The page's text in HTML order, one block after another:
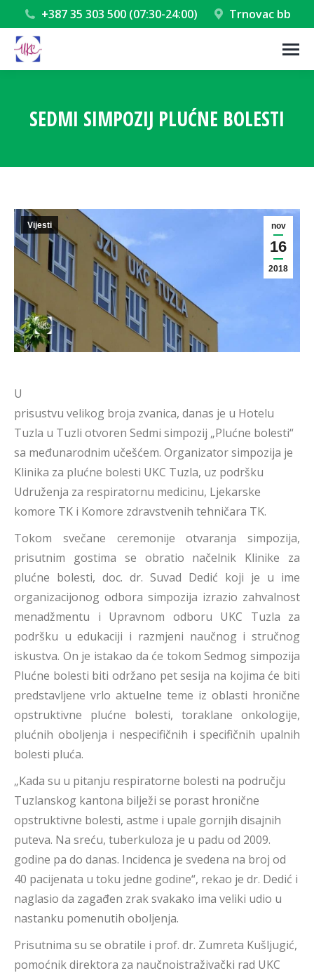
+387 35 303 500 (07:30-24:00) Trnovac bb
SEDMI SIMPOZIJ PLUĆNE BOLESTI
nov
16
2018
Vijesti
U
prisustvu velikog broja zvanica, danas je u Hotelu
Tuzla u Tuzli otvoren Sedmi simpozij „Plućne bolesti“
sa međunarodnim učešćem. Organizator simpozija je
Klinika za plućne bolesti UKC Tuzla, uz podršku
Udruženja za respiratornu medicinu, Ljekarske
komore TK i Komore zdravstvenih tehničara TK.
Tokom svečane ceremonije otvaranja simpozija,
prisutnim gostima se obratio načelnik Klinike za
plućne bolesti, doc. dr. Suvad Dedić koji je u ime
organizacijonog odbora simpozija izrazio zahvalnost
menadžmentu i Upravnom odboru UKC Tuzla za
podršku u edukaciji i razmjeni naučnog i stručnog
iskustva. On je istakao da će tokom Sedmog simpozija
Plućne bolesti biti održano pet sesija na kojima će biti
predstavljene vrlo aktuelne teme iz oblasti hronične
opstruktivne plućne bolesti, toraklane onkologije,
plućnih oboljenja i nespecifičnih i specifičnih upalnih
bolesti pluća.
„Kada su u pitanju respiratorne bolesti na području
Tuzlanskog kantona bilježi se porast hronične
opstruktivne bolesti, astme i upale gornjih disajnih
puteva. Na sreću, tuberkuloza je u padu od 2009.
godine pa do danas. Incidenca je svedena na broj od
40 pacijenata u toku jedne godine“, rekao je dr. Dedić i
naglasio da zagađen zrak svakako ima veliki udio u
nastanku pomenutih oboljenja.
Prisutnima su se obratile i prof. dr. Zumreta Kušljugić,
pomoćnik direktora za naučnoistraživački rad UKC